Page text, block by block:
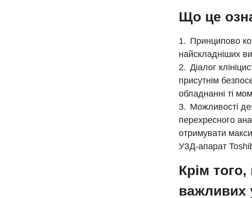
Що це
Принципово
найскладніших
Діалог
присутнім
обладнанні ті
Можливості
перехресного
отримувати
УЗД-апарат
Крім
важливих